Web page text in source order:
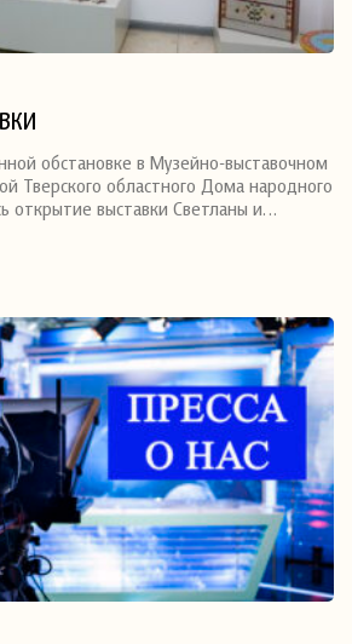
обстановке в Музейно-выставочном
Тверского областного Дома народного
открытие выставки Светланы и…